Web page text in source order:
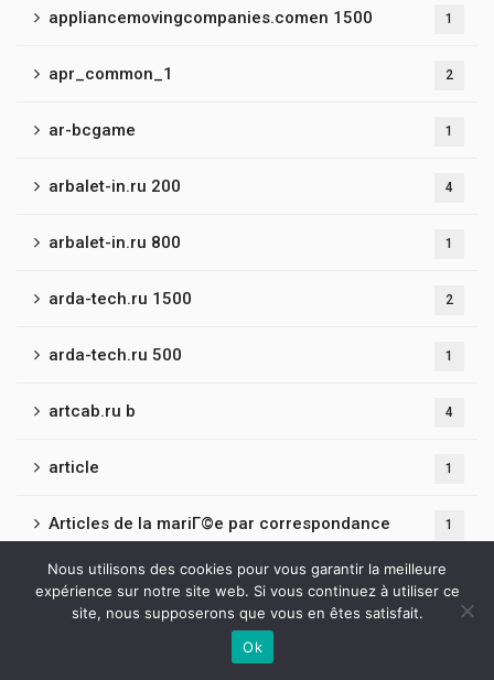
appliancemovingcompanies.comen 1500 1
apr_common_1 2
ar-bcgame 1
arbalet-in.ru 200 4
arbalet-in.ru 800 1
arda-tech.ru 1500 2
arda-tech.ru 500 1
artcab.ru b 4
article 1
Articles de la mariГ©e par correspondance 1
Artificial Intelligence
atelierclementhbm.com
Nous utilisons des cookies pour vous garantir la meilleure
expérience sur notre site web. Si vous continuez à utiliser ce
site, nous supposerons que vous en êtes satisfait.
Ok